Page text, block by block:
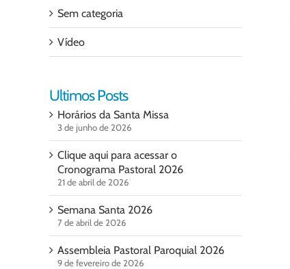
Sem categoria
Vídeo
Ultimos Posts
Horários da Santa Missa
3 de junho de 2026
Clique aqui para acessar o
Cronograma Pastoral 2026
21 de abril de 2026
Semana Santa 2026
7 de abril de 2026
Assembleia Pastoral Paroquial 2026
9 de fevereiro de 2026